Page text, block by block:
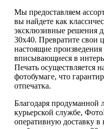
Мы предоставляем
вы найдете как
эксклюзивные решения
30х40. Превратите свои
настоящие
вписывающиеся в
Печать осуществляется
фотобумаге, что
отпечатка.
Благодаря продуманной
курьерской службе,
оперативную доставку в